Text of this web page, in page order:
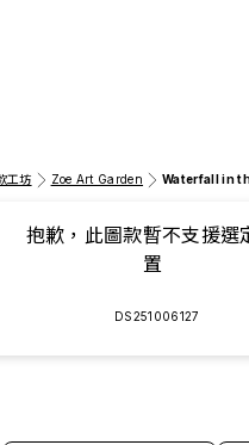
工坊 Zoe Art Garden Waterfall in
抱歉，此圖款暫不支援選
置
DS251006127